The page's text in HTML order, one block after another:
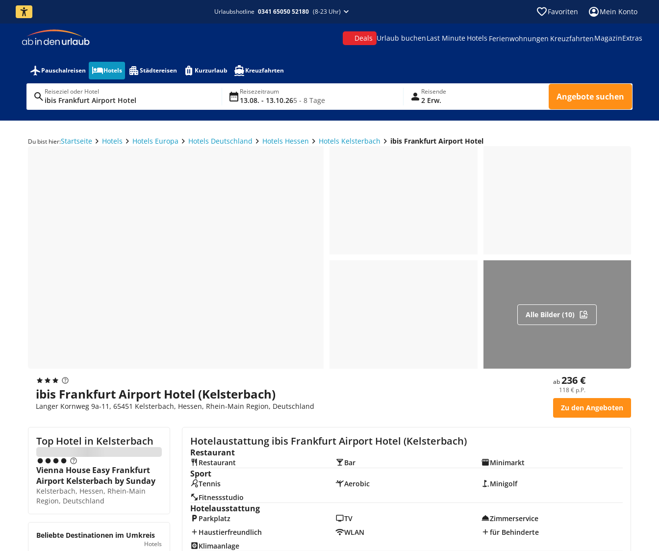
Urlaubshotline 0341 65050 52180 (8-23 Uhr) Favoriten Mein Konto
Deals Urlaub buchenLast Minute Hotels Ferienwohnungen KreuzfahrtenMagazinExtras
Pauschalreisen Hotels Städtereisen Kurzurlaub Kreuzfahrten
Reiseziel oder Hotel
ibis Frankfurt Airport Hotel
Reisezeitraum
13.08. - 13.10.265 - 8 Tage
Reisende
2 Erw. Angebote suchen
Du bist hier:Startseite Hotels Hotels Europa Hotels Deutschland Hotels Hessen Hotels Kelsterbach ibis Frankfurt Airport Hotel
Alle Bilder (10)
ibis Frankfurt Airport Hotel (Kelsterbach)
Langer Kornweg 9a-11, 65451 Kelsterbach, Hessen, Rhein-Main Region, Deutschland
ab236 €
118 € p.P.
Zu den Angeboten
Top Hotel in Kelsterbach
Vienna House Easy Frankfurt
Airport Kelsterbach by Sunday
Kelsterbach, Hessen, Rhein-Main
Region, Deutschland
Beliebte Destinationen im Umkreis
Hotels
Hotelaustattung ibis Frankfurt Airport Hotel (Kelsterbach)
Restaurant
Restaurant Bar Minimarkt
Sport
Tennis Aerobic
Minigolf
Fitnessstudio
Hotelausstattung
Parkplatz TV
Zimmerservice
Haustierfreundlich
WLAN
für Behinderte
Klimaanlage